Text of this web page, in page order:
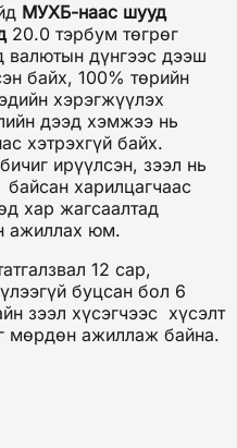
МУХБ-наас шууд
20.0 тэрбум төгрөг
валютын дүнгээс дээш
байх, 100% төрийн
хэрэгжүүлэх
дээд хэмжээ нь
хэтрэхгүй байх.
ирүүлсэн, зээл нь
харилцагчаас
хар жагсаалтад
ажиллах юм.
12 сар,
буцсан бол 6
зээл хүсэгчээс хүсэлт
мөрдөн ажиллаж байна.